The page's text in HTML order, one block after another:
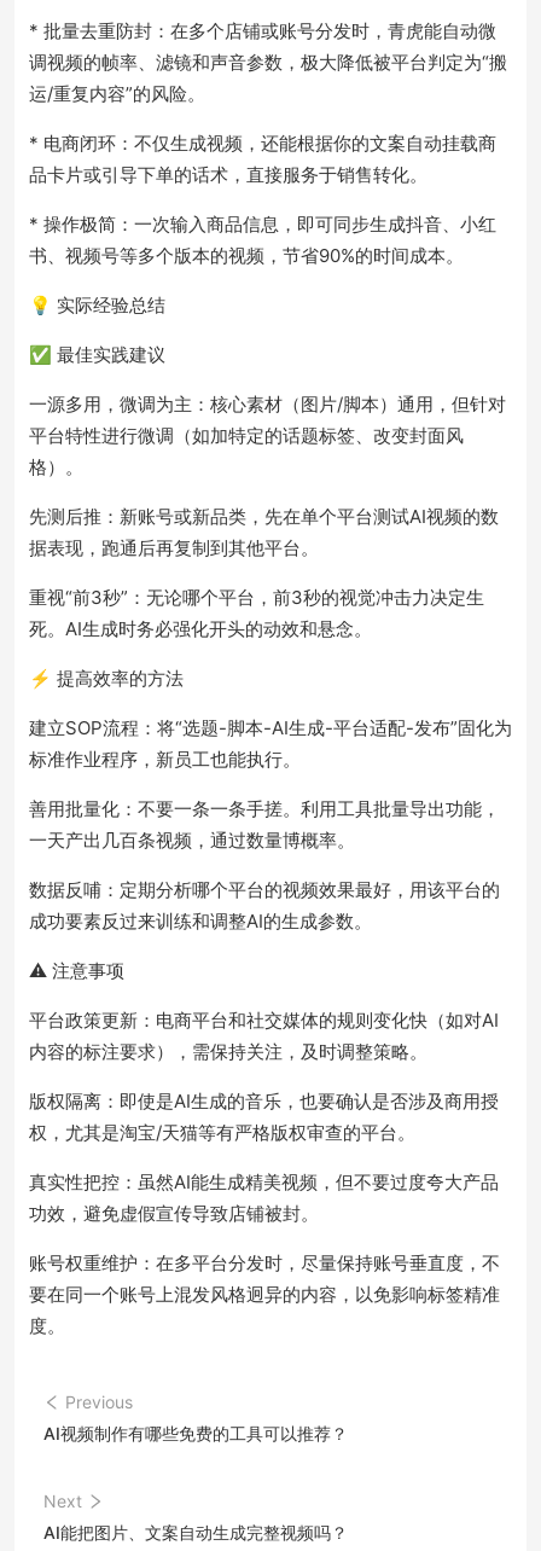
* 批量去重防封：在多个店铺或账号分发时，青虎能自动微
调视频的帧率、滤镜和声音参数，极大降低被平台判定为“搬
运/重复内容”的风险。
* 电商闭环：不仅生成视频，还能根据你的文案自动挂载商
品卡片或引导下单的话术，直接服务于销售转化。
* 操作极简：一次输入商品信息，即可同步生成抖音、小红
书、视频号等多个版本的视频，节省90%的时间成本。
💡 实际经验总结
✅ 最佳实践建议
一源多用，微调为主：核心素材（图片/脚本）通用，但针对
平台特性进行微调（如加特定的话题标签、改变封面风
格）。
先测后推：新账号或新品类，先在单个平台测试AI视频的数
据表现，跑通后再复制到其他平台。
重视“前3秒”：无论哪个平台，前3秒的视觉冲击力决定生
死。AI生成时务必强化开头的动效和悬念。
⚡ 提高效率的方法
建立SOP流程：将“选题-脚本-AI生成-平台适配-发布”固化为
标准作业程序，新员工也能执行。
善用批量化：不要一条一条手搓。利用工具批量导出功能，
一天产出几百条视频，通过数量博概率。
数据反哺：定期分析哪个平台的视频效果最好，用该平台的
成功要素反过来训练和调整AI的生成参数。
⚠️ 注意事项
平台政策更新：电商平台和社交媒体的规则变化快（如对AI
内容的标注要求），需保持关注，及时调整策略。
版权隔离：即使是AI生成的音乐，也要确认是否涉及商用授
权，尤其是淘宝/天猫等有严格版权审查的平台。
真实性把控：虽然AI能生成精美视频，但不要过度夸大产品
功效，避免虚假宣传导致店铺被封。
账号权重维护：在多平台分发时，尽量保持账号垂直度，不
要在同一个账号上混发风格迥异的内容，以免影响标签精准
度。
Previous
AI视频制作有哪些免费的工具可以推荐？
Next
AI能把图片、文案自动生成完整视频吗？